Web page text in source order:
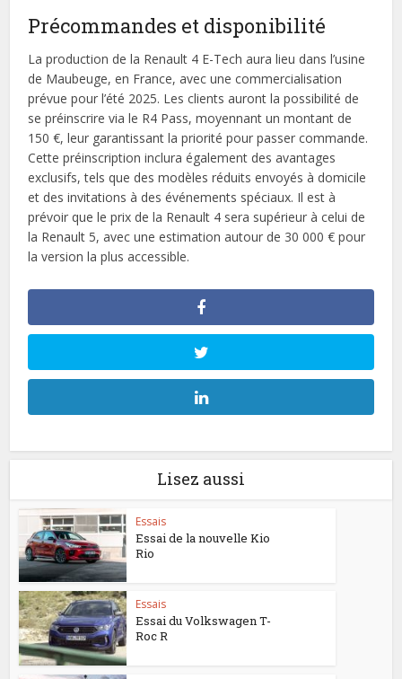
Précommandes et disponibilité
La production de la Renault 4 E-Tech aura lieu dans l’usine
de Maubeuge, en France, avec une commercialisation
prévue pour l’été 2025. Les clients auront la possibilité de
se préinscrire via le R4 Pass, moyennant un montant de
150 €, leur garantissant la priorité pour passer commande.
Cette préinscription inclura également des avantages
exclusifs, tels que des modèles réduits envoyés à domicile
et des invitations à des événements spéciaux. Il est à
prévoir que le prix de la Renault 4 sera supérieur à celui de
la Renault 5, avec une estimation autour de 30 000 € pour
la version la plus accessible.
Lisez aussi
Essais
Essai de la nouvelle Kio
Rio
Essais
Essai du Volkswagen T-
Roc R